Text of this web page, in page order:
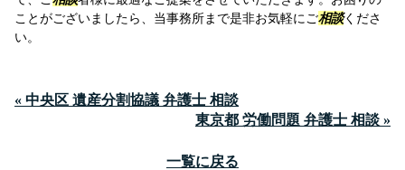
ことがございましたら、当事務所まで是非お気軽にご相談くださ
い。
« 中央区 遺産分割協議 弁護士 相談
東京都 労働問題 弁護士 相談 »
一覧に戻る